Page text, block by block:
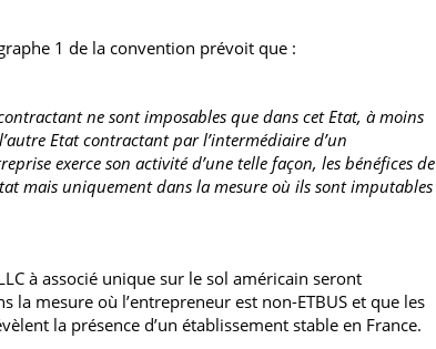
1 de la convention prévoit que :
ne sont imposables que dans cet Etat, à moins
Etat contractant par l’intermédiaire d’un
exerce son activité d’une telle façon, les bénéfices de
mais uniquement dans la mesure où ils sont imputables
à associé unique sur le sol américain seront
la mesure où l’entrepreneur est non-ETBUS et que les
la présence d’un établissement stable en France.